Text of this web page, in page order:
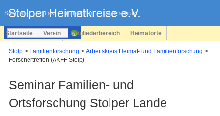
Sitemap Kontakt Impressum Datenschutz
überspringen
Startseite Verein Mitgliederbereich Heimatorte
Login
Stolp Familienforschung
Arbeitskreis Heimat- und Familienforschung
Forschertreffen (AKFF Stolp)
Seminar Familien- und
Ortsforschung Stolper Lande